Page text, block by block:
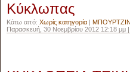
Κύκλωπας
Κάτω από: Χωρίς κατηγορία |
Παρασκευή, 30 Νοεμβρίου 2012 12:18 μμ |